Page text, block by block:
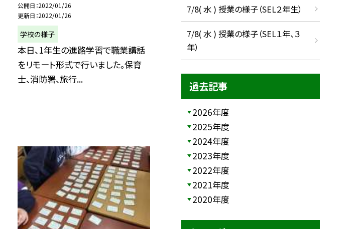
公開日 2022/01/26
更新日 2022/01/26
学校の様子
本日、1年生の進路学習で職業講話
をリモート形式で行いました。保育
士、消防署、旅行...
7/8( 水 ) 授業の様子（SEL２年生）
7/8( 水 ) 授業の様子（SEL１年、３
年）
過去記事
2026年度
2025年度
2024年度
2023年度
2022年度
2021年度
2020年度